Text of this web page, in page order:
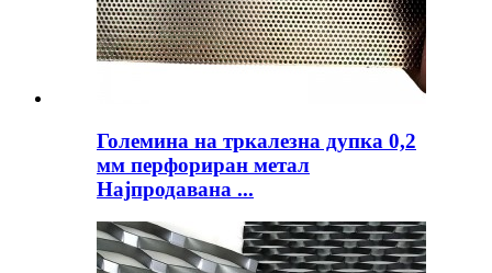
Големина на тркалезна дупка 0,2
мм перфориран метал
Најпродавана ...